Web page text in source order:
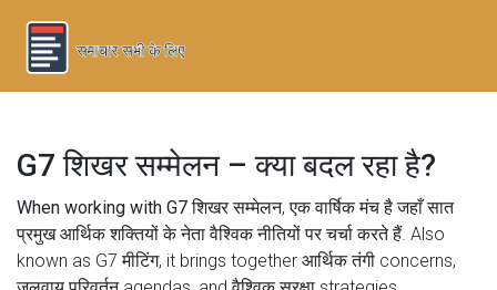
G7 शिखर सम्मेलन – क्या बदल रहा है?
When working with G7 शिखर सम्मेलन,एक वार्षिक मंच है जहाँ सात
प्रमुख आर्थिक शक्तियों के नेता वैश्विक नीतियों पर चर्चा करते हैं. Also
known as G7 मीटिंग, it brings together आर्थिक तंगी concerns,